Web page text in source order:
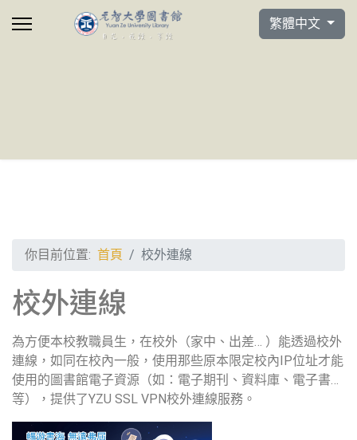
選擇你的語言
繁體中文
你目前位置: 首頁 校外連線
校外連線
為方便本校教職員生，在校外（家中、出差… ）能透過校外
連線，如同在校內一般，使用那些原本限定校內IP位址才能
使用的圖書館電子資源（如：電子期刊、資料庫、電子書…
等），提供了YZU SSL VPN校外連線服務。